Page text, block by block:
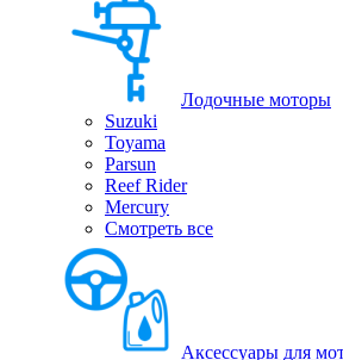
Лодочные моторы
Suzuki
Toyama
Parsun
Reef Rider
Mercury
Смотреть все
Аксессуары для